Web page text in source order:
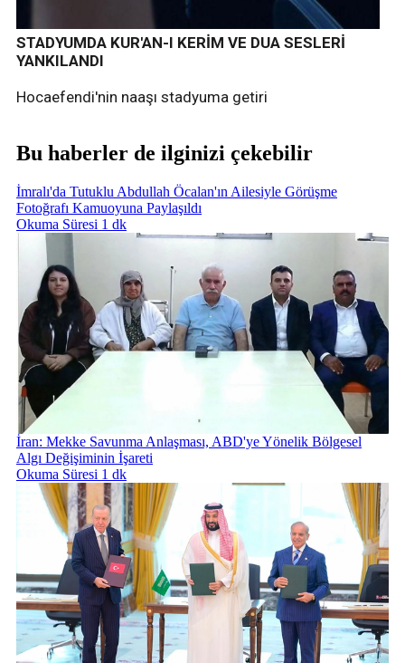
STADYUMDA KUR'AN-I KERİM VE DUA SESLERİ
YANKILANDI
Hocaefendi'nin naaşı stadyuma getiri
Bu haberler de ilginizi çekebilir
İmralı'da Tutuklu Abdullah Öcalan'ın Ailesiyle Görüşme
Fotoğrafı Kamuoyuna Paylaşıldı
Okuma Süresi 1 dk
İran: Mekke Savunma Anlaşması, ABD'ye Yönelik Bölgesel
Algı Değişiminin İşareti
Okuma Süresi 1 dk